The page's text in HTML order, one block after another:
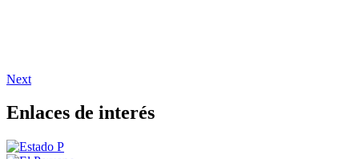
Next
Enlaces de interés